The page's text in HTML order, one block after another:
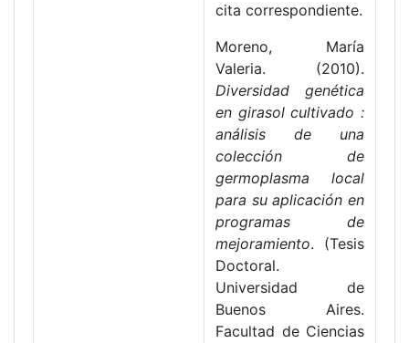
cita correspondiente.
Moreno, María
Valeria. (2010).
Diversidad genética
en girasol cultivado :
análisis de una
colección de
germoplasma local
para su aplicación en
programas de
mejoramiento. (Tesis
Doctoral.
Universidad de
Buenos Aires.
Facultad de Ciencias